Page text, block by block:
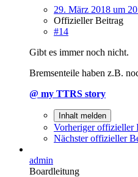
29. März 2018 um
Offizieller Beitrag
#14
Gibt es immer noch nicht.
Bremsenteile haben z.B.
@ my TTRS story
Inhalt melden
Vorheriger offizieller
Nächster offizieller
admin
Boardleitung